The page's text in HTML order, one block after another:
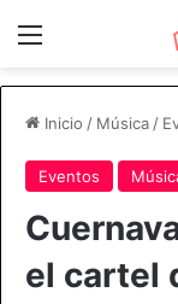
Menú
Inicio / Música /
Eventos
el cartel